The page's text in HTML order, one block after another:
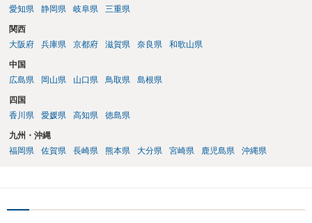
愛知県
静岡県 岐阜県 三重県
関西
大阪府
兵庫県 京都府 滋賀県 奈良県 和歌山県
中国
広島県
岡山県 山口県 鳥取県 島根県
四国
香川県
愛媛県 高知県 徳島県
九州・沖縄
福岡県
佐賀県 長崎県 熊本県 大分県 宮崎県 鹿児島県 沖縄県